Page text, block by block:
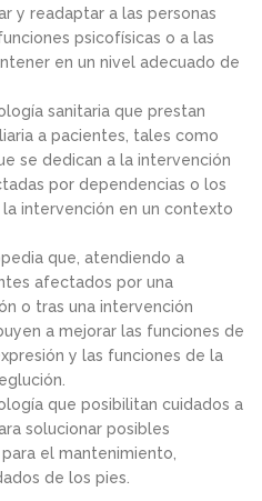
y readaptar a las personas
psicofísicas o a las
en un nivel adecuado de
sanitaria que prestan
a pacientes, tales como
se dedican a la intervención
por dependencias o los
intervención en un contexto
que, atendiendo a
afectados por una
o tras una intervención
a mejorar las funciones de
y las funciones de la
que posibilitan cuidados a
solucionar posibles
el mantenimiento,
de los pies.